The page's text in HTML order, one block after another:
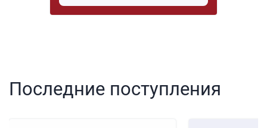
Последние поступления